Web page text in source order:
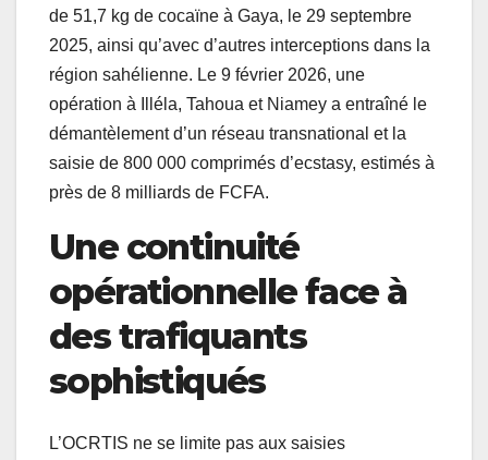
de 51,7 kg de cocaïne à Gaya, le 29 septembre
2025, ainsi qu’avec d’autres interceptions dans la
région sahélienne. Le 9 février 2026, une
opération à Illéla, Tahoua et Niamey a entraîné le
démantèlement d’un réseau transnational et la
saisie de 800 000 comprimés d’ecstasy, estimés à
près de 8 milliards de FCFA.
Une continuité
opérationnelle face à
des trafiquants
sophistiqués
L’OCRTIS ne se limite pas aux saisies